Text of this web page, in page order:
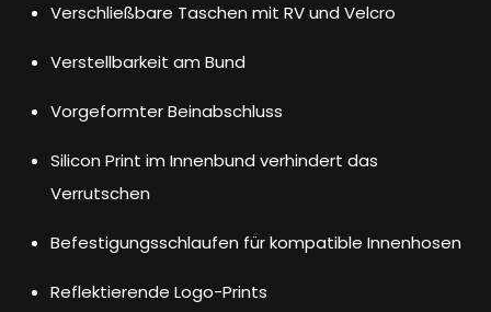
Verschließbare Taschen mit RV und Velcro
Verstellbarkeit am Bund
Vorgeformter Beinabschluss
Silicon Print im Innenbund verhindert das
Verrutschen
Befestigungsschlaufen für kompatible Innenhosen
Reflektierende Logo-Prints